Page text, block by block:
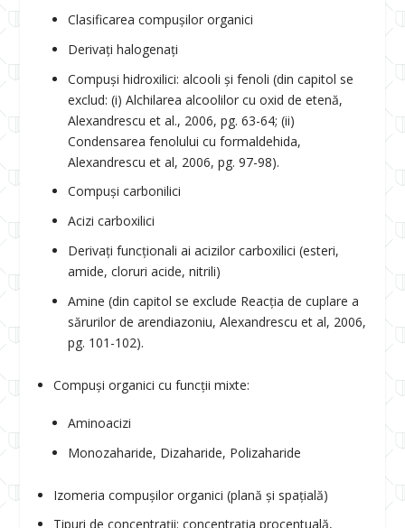
Clasificarea compușilor organici
Derivați halogenați
Compuși hidroxilici: alcooli și fenoli (din capitol se
exclud: (i) Alchilarea alcoolilor cu oxid de etenă,
Alexandrescu et al., 2006, pg. 63-64; (ii)
Condensarea fenolului cu formaldehida,
Alexandrescu et al, 2006, pg. 97-98).
Compuși carbonilici
Acizi carboxilici
Derivați funcționali ai acizilor carboxilici (esteri,
amide, cloruri acide, nitrili)
Amine (din capitol se exclude Reacția de cuplare a
sărurilor de arendiazoniu, Alexandrescu et al, 2006,
pg. 101-102).
Compuși organici cu funcții mixte:
Aminoacizi
Monozaharide, Dizaharide, Polizaharide
Izomeria compușilor organici (plană și spațială)
Tipuri de concentrații: concentrația procentuală,